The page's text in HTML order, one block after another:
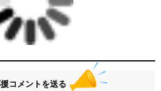
応援コメントを送る